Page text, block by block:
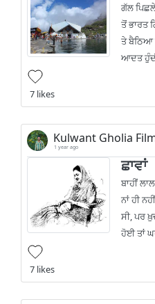
ਗੱਲ
ਤੋਂ ਭਾਰਤ
ਤੇ ਬੈਠਿਆ
ਆਦਤ
7 likes
Kulwant Gholia
1 year ago
ਛਾਵਾਂ
ਬਾਹੀਂ
ਨਾਂ ਹੀ
ਸੀ, ਪਰ
ਹੋਈ ਤਾਂ
7 likes